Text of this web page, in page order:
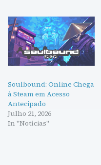
Soulbound: Online Chega
à Steam em Acesso
Antecipado
Julho 21, 2026
In "Notícias"